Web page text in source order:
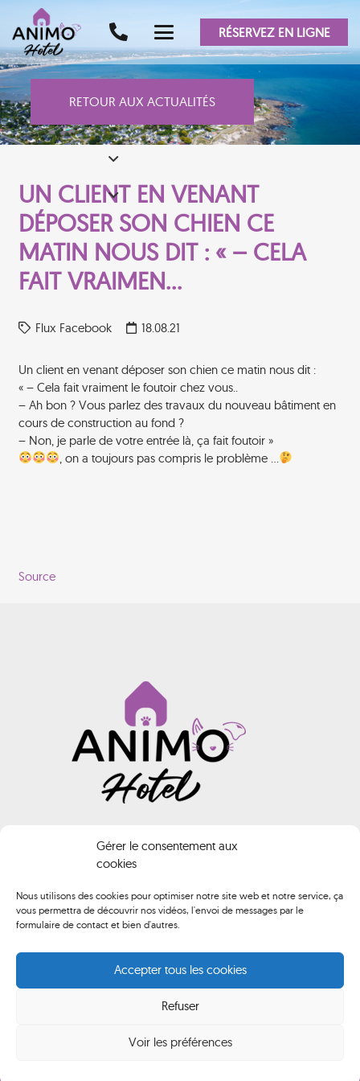
Gérer le consentement aux
cookies
Nous utilisons des cookies pour optimiser notre site web et notre service, ça
vous permettra de découvrir nos vidéos, l'envoi de messages par le
formulaire de contact et bien d'autres.
Accepter tous les cookies
Refuser
Voir les préférences
RÉSERVEZ EN LIGNE
RETOUR AUX ACTUALITÉS
UN CLIENT EN VENANT
DÉPOSER SON CHIEN CE
MATIN NOUS DIT : « – CELA
FAIT VRAIMEN…
Flux Facebook 18.08.21
Un client en venant déposer son chien ce matin nous dit :
« – Cela fait vraiment le foutoir chez vous..
– Ah bon ? Vous parlez des travaux du nouveau bâtiment en
cours de construction au fond ?
– Non, je parle de votre entrée là, ça fait foutoir »
, on a toujours pas compris le problème …
Source
Animo HOTEL
02 40 61 74 02
contact@animo-hotel.fr
Route de Brederac, 44500 La Baule-Escoublac
Du lundi au samedi de 10h00 à 12h00 et de 14h00 à 18h00